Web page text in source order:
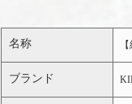
名称
ブランド